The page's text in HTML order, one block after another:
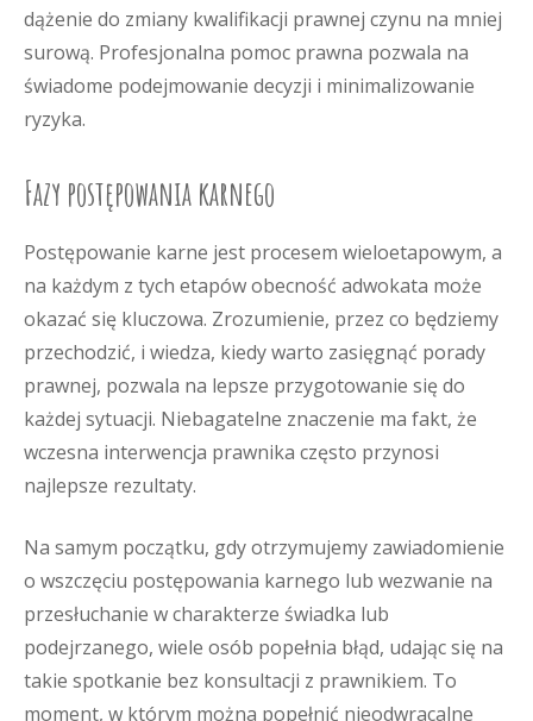
dążenie do zmiany kwalifikacji prawnej czynu na mniej
surową. Profesjonalna pomoc prawna pozwala na
świadome podejmowanie decyzji i minimalizowanie
ryzyka.
Fazy postępowania karnego
Postępowanie karne jest procesem wieloetapowym, a
na każdym z tych etapów obecność adwokata może
okazać się kluczowa. Zrozumienie, przez co będziemy
przechodzić, i wiedza, kiedy warto zasięgnąć porady
prawnej, pozwala na lepsze przygotowanie się do
każdej sytuacji. Niebagatelne znaczenie ma fakt, że
wczesna interwencja prawnika często przynosi
najlepsze rezultaty.
Na samym początku, gdy otrzymujemy zawiadomienie
o wszczęciu postępowania karnego lub wezwanie na
przesłuchanie w charakterze świadka lub
podejrzanego, wiele osób popełnia błąd, udając się na
takie spotkanie bez konsultacji z prawnikiem. To
moment, w którym można popełnić nieodwracalne